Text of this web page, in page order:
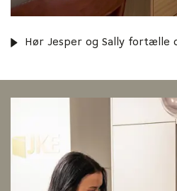
Hør Jesper og Sally fortælle